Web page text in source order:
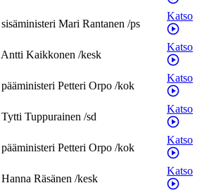
sisäministeri Mari Rantanen /ps
Katso
Antti Kaikkonen /kesk
Katso
pääministeri Petteri Orpo /kok
Katso
Tytti Tuppurainen /sd
Katso
pääministeri Petteri Orpo /kok
Katso
Hanna Räsänen /kesk
Katso